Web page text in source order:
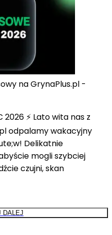
na GrynaPlus.pl -
2026 ⚡ Lato wita nas z
odpalamy wakacyjny
Delikatnie
mogli szybciej
czujni, skan
DALEJ